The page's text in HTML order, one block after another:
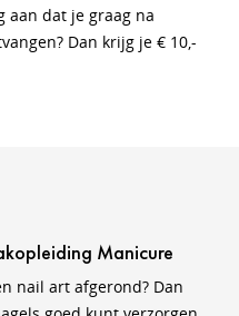
aan dat je graag na
Dan krijg je € 10,-
Manicure
nail art afgerond? Dan